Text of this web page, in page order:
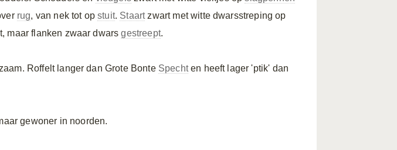
rug, van nek tot opstuit. Staartzwart met witte dwarsstreping op
maar flanken zwaar dwarsgestreept.
Roffelt langer dan Grote Bonte Spechten heeft lager 'ptik' dan
gewoner in noorden.